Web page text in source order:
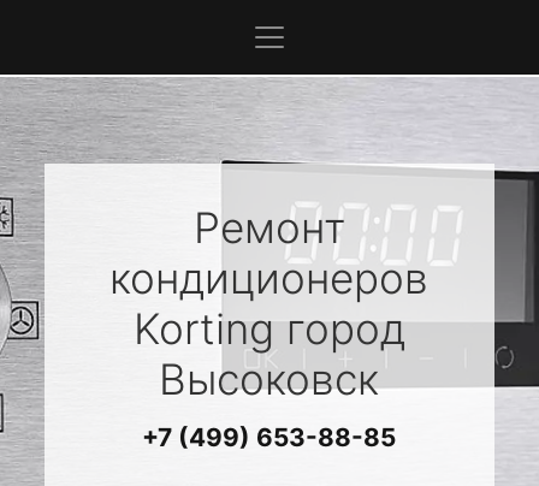
Ремонт
кондиционеров
Kortingгород
Высоковск
+7 (499) 653-88-85